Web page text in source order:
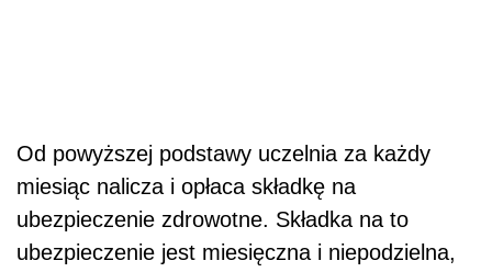
Od powyższej podstawy uczelnia za każdy
miesiąc nalicza i opłaca składkę na
ubezpieczenie zdrowotne. Składka na to
ubezpieczenie jest miesięczna i niepodzielna,